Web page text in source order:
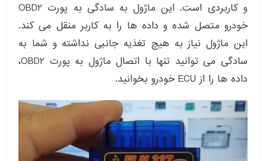
و کاربردی است. این ماژول به سادگی به پورت OBD2
خودرو متصل شده و داده ها را به کاربر منقل می کند.
این ماژول نیاز به هیچ تغذیه جانبی نداشته و شما به
سادگی می توانید تنها با اتصال ماژول به پورت OBD2،
داده ها را از ECU خودرو بخوانید.